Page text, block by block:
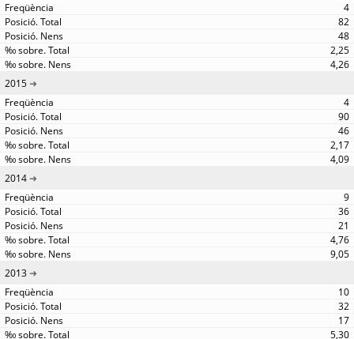
4
82
48
2,25
4,26
2015
4
90
46
2,17
4,09
2014
9
36
21
4,76
9,05
2013
10
32
17
5,30